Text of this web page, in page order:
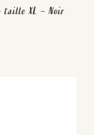
taille XL – Noir